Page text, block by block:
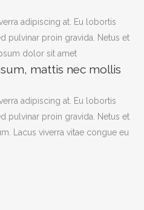
adipiscing at. Eu lobortis
pulvinar proin gravida. Netus et
dolor sit amet
mattis nec mollis
adipiscing at. Eu lobortis
pulvinar proin gravida. Netus et
Lacus viverra vitae congue eu